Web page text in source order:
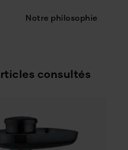
Notre philosophie
consultés